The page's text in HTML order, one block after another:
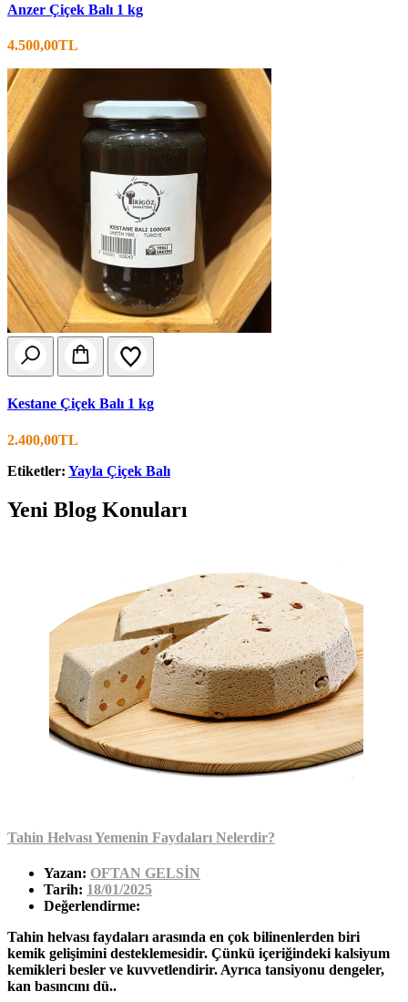
Anzer Çiçek Balı 1 kg
4.500,00TL
Kestane Çiçek Balı 1 kg
2.400,00TL
Etiketler: Yayla Çiçek Balı
Yeni Blog Konuları
Tahin Helvası Yemenin Faydaları Nelerdir?
Yazan: OFTAN GELSİN
Tarih: 18/01/2025
Değerlendirme:
Tahin helvası faydaları arasında en çok bilinenlerden biri
kemik gelişimini desteklemesidir. Çünkü içeriğindeki kalsiyum
kemikleri besler ve kuvvetlendirir. Ayrıca tansiyonu dengeler,
kan basıncını dü..